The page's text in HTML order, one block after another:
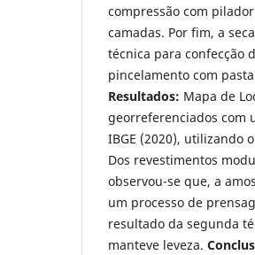
compressão com
camadas. Por fim, a
técnica para confecção
pincelamento com
Resultados: Mapa de
georreferenciados com
IBGE (2020), utilizando
Dos revestimentos
observou-se que, a
um processo de
resultado da segunda
manteve leveza.